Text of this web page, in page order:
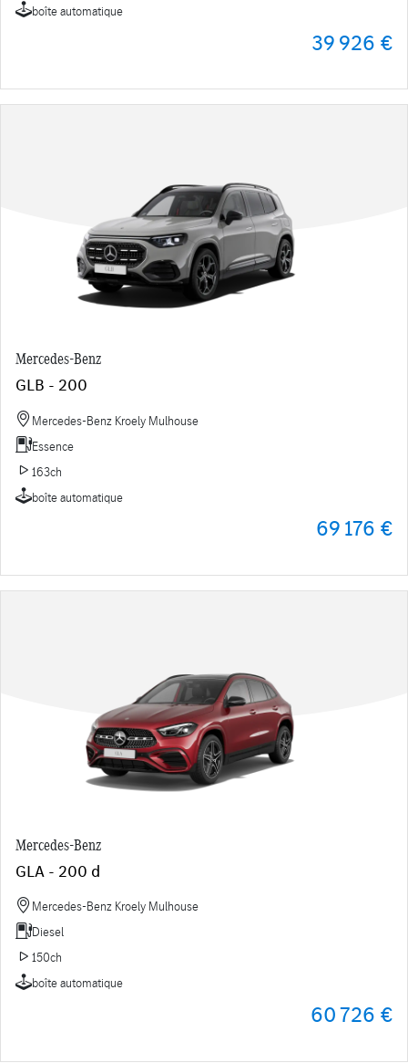
boîte automatique
39 926 €
Mercedes-Benz
GLB - 200
Mercedes-Benz Kroely Mulhouse
Essence
163ch
boîte automatique
69 176 €
Mercedes-Benz
GLA - 200 d
Mercedes-Benz Kroely Mulhouse
Diesel
150ch
boîte automatique
60 726 €